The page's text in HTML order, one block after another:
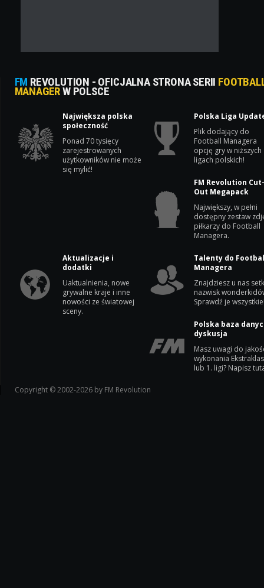
FM REVOLUTION - OFICJALNA STRONA SERII
MANAGERW POLSCE
Największa polska
społeczność
Ponad 70 tysięcy
zarejestrowanych
użytkowników nie może
się mylić!
Polska Liga
Plik dodający do
Football Managera
opcję gry w niższych
ligach polskich!
FM Revolution
Out Megapack
Największy, w pełni
dostępny zestaw
piłkarzy do Football
Managera.
Aktualizacje i
dodatki
Uaktualnienia, nowe
grywalne kraje i inne
nowości ze światowej
sceny.
Talenty do
Managera
Znajdziesz u nas
nazwisk
Sprawdź je
Polska baza
dyskusja
Masz uwagi do
wykonania
lub 1. ligi? Napisz
Copyright © 2002-2026 by FM Revolution